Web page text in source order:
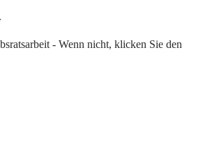
- Wenn nicht, klicken Sie den